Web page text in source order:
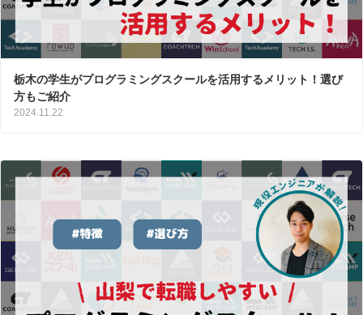
栃木の学生がプログラミングスクールを活用するメリット！選び
方もご紹介
2024.11.22